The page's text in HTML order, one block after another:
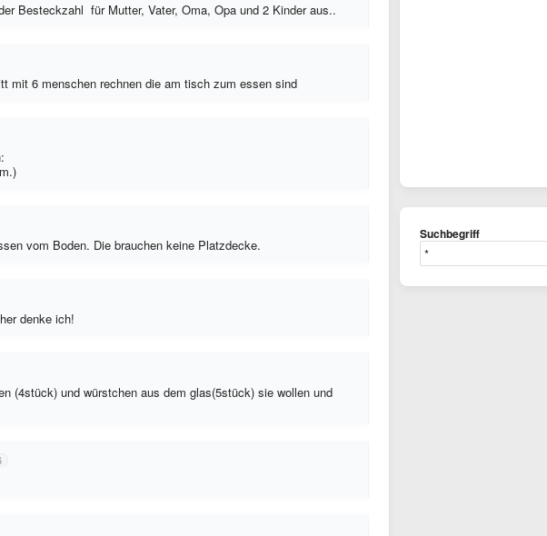
Besteckzahl für Mutter, Vater, Oma, Opa und 2 Kinder aus..
mit 6 menschen rechnen die am tisch zum essen sind
vom Boden. Die brauchen keine Platzdecke.
denke ich!
(4stück) und würstchen aus dem glas(5stück) sie wollen und
Suchbegriff